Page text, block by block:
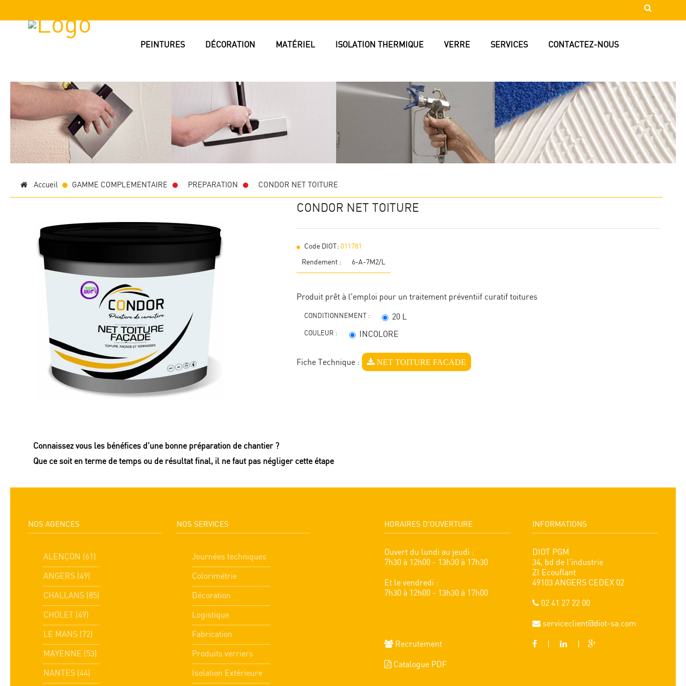
PEINTURES DÉCORATION MATÉRIEL ISOLATION THERMIQUE VERRE SERVICES CONTACTEZ-NOUS
Accueil GAMME COMPLEMENTAIRE > PREPARATION > CONDOR NET TOITURE
CONDOR NET TOITURE
Code DIOT: 011781
Rendement : 6-A-7M2/L
Produit prêt à l'emploi pour un traitement préventiif curatif toitures
CONDITIONNEMENT : 20 L
COULEUR : INCOLORE
Fiche Technique : NET TOITURE FACADE
Connaissez vous les bénéfices d'une bonne préparation de chantier ?
Que ce soit en terme de temps ou de résultat final, il ne faut pas négliger cette étape
NOS AGENCES
ALENÇON (61)
ANGERS (49)
CHALLANS (85)
CHOLET (49)
LE MANS (72)
MAYENNE (53)
NANTES (44)
NOS SERVICES
Journées techniques
Colorimétrie
Décoration
Logistique
Fabrication
Produits verriers
Isolation Extérieure
INFORMATIONS
DIOT PGM
34, bd de l'industrie
ZI Ecouflant
49103 ANGERS CEDEX 02
02 41 27 22 00
serviceclient@diot-sa.com
| |
HORAIRES D'OUVERTURE
Ouvert du lundi au jeudi :
7h30 à 12h00 - 13h30 à 17h30
Et le vendredi :
7h30 à 12h00 - 13h30 à 17h00
Recrutement
Catalogue PDF